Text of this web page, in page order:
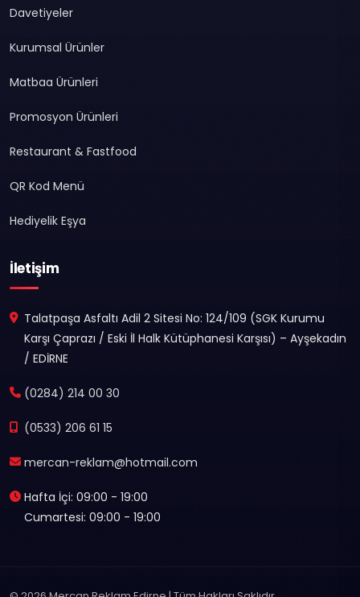
Davetiyeler
Kurumsal Ürünler
Matbaa Ürünleri
Promosyon Ürünleri
Restaurant & Fastfood
QR Kod Menü
Hediyelik Eşya
İletişim
Talatpaşa Asfaltı Adil 2 Sitesi No: 124/109 (SGK Kurumu
Karşı Çaprazı / Eski İl Halk Kütüphanesi Karşısı) – Ayşekadın
/ EDİRNE
(0284) 214 00 30
(0533) 206 61 15
mercan-reklam@hotmail.com
Hafta İçi: 09:00 - 19:00
Cumartesi: 09:00 - 19:00